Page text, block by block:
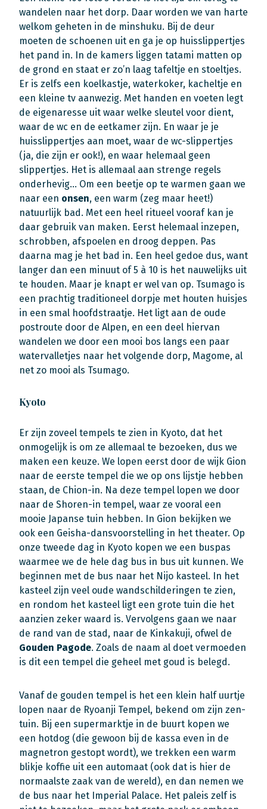
wandelen naar het dorp. Daar worden we van harte
welkom geheten in de minshuku. Bij de deur
moeten de schoenen uit en ga je op huisslippertjes
het pand in. In de kamers liggen tatami matten op
de grond en staat er zo’n laag tafeltje en stoeltjes.
Er is zelfs een koelkastje, waterkoker, kacheltje en
een kleine tv aanwezig. Met handen en voeten legt
de eigenaresse uit waar welke sleutel voor dient,
waar de wc en de eetkamer zijn. En waar je je
huisslippertjes aan moet, waar de wc-slippertjes
(ja, die zijn er ook!), en waar helemaal geen
slippertjes. Het is allemaal aan strenge regels
onderhevig… Om een beetje op te warmen gaan we
naar een onsen, een warm (zeg maar heet!)
natuurlijk bad. Met een heel ritueel vooraf kan je
daar gebruik van maken. Eerst helemaal inzepen,
schrobben, afspoelen en droog deppen. Pas
daarna mag je het bad in. Een heel gedoe dus, want
langer dan een minuut of 5 à 10 is het nauwelijks uit
te houden. Maar je knapt er wel van op. Tsumago is
een prachtig traditioneel dorpje met houten huisjes
in een smal hoofdstraatje. Het ligt aan de oude
postroute door de Alpen, en een deel hiervan
wandelen we door een mooi bos langs een paar
watervalletjes naar het volgende dorp, Magome, al
net zo mooi als Tsumago.
Kyoto
Er zijn zoveel tempels te zien in Kyoto, dat het
onmogelijk is om ze allemaal te bezoeken, dus we
maken een keuze. We lopen eerst door de wijk Gion
naar de eerste tempel die we op ons lijstje hebben
staan, de Chion-in. Na deze tempel lopen we door
naar de Shoren-in tempel, waar ze vooral een
mooie Japanse tuin hebben. In Gion bekijken we
ook een Geisha-dansvoorstelling in het theater. Op
onze tweede dag in Kyoto kopen we een buspas
waarmee we de hele dag bus in bus uit kunnen. We
beginnen met de bus naar het Nijo kasteel. In het
kasteel zijn veel oude wandschilderingen te zien,
en rondom het kasteel ligt een grote tuin die het
aanzien zeker waard is. Vervolgens gaan we naar
de rand van de stad, naar de Kinkakuji, ofwel de
Gouden Pagode. Zoals de naam al doet vermoeden
is dit een tempel die geheel met goud is belegd.
Vanaf de gouden tempel is het een klein half uurtje
lopen naar de Ryoanji Tempel, bekend om zijn zen-
tuin. Bij een supermarktje in de buurt kopen we
een hotdog (die gewoon bij de kassa even in de
magnetron gestopt wordt), we trekken een warm
blikje koffie uit een automaat (ook dat is hier de
normaalste zaak van de wereld), en dan nemen we
de bus naar het Imperial Palace. Het paleis zelf is